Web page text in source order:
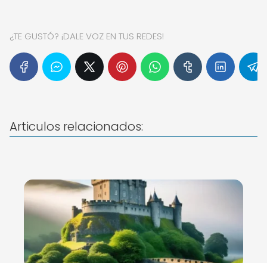
¿TE GUSTÓ? ¡DALE VOZ EN TUS REDES!
Articulos relacionados: